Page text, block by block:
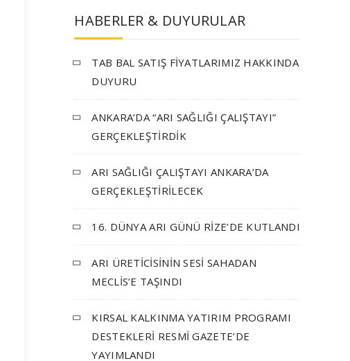
HABERLER & DUYURULAR
TAB BAL SATIŞ FİYATLARIMIZ HAKKINDA
DUYURU
ANKARA’DA “ARI SAĞLIĞI ÇALIŞTAYI”
GERÇEKLEŞTİRDİK
ARI SAĞLIĞI ÇALIŞTAYI ANKARA’DA
GERÇEKLEŞTİRİLECEK
16. DÜNYA ARI GÜNÜ RİZE’DE KUTLANDI
ARI ÜRETİCİSİNİN SESİ SAHADAN
MECLİS’E TAŞINDI
KIRSAL KALKINMA YATIRIM PROGRAMI
DESTEKLERİ RESMİ GAZETE’DE
YAYIMLANDI